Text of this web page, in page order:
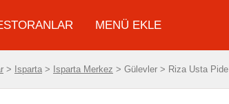
MENÜ EKLE
> Isparta > Isparta Merkez > Gülevler > Riza Usta